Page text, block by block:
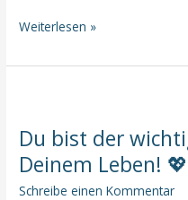
“Next
–
Impuls
für
Dich
Weiterlesen »
Du bist der
Deinem Leben! 💖
Schreibe einen Kommentar